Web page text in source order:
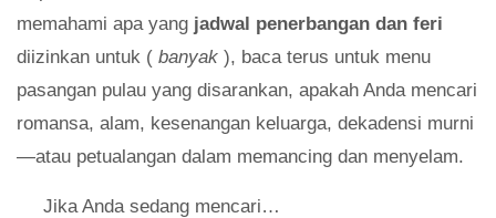
memahami apa yang jadwal penerbangan dan feri
diizinkan untuk ( banyak ), baca terus untuk menu
pasangan pulau yang disarankan, apakah Anda mencari
romansa, alam, kesenangan keluarga, dekadensi murni
—atau petualangan dalam memancing dan menyelam.
Jika Anda sedang mencari…